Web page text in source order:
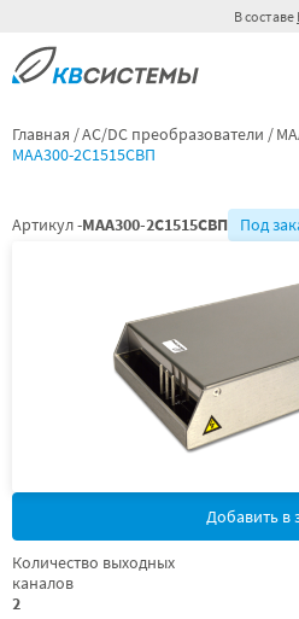
В составе
Главная AC/DC преобразователи
МАА300-2С1515СВП
Артикул -МАА300-2С1515СВП Под
Добавить в
Количество выходных
каналов
2